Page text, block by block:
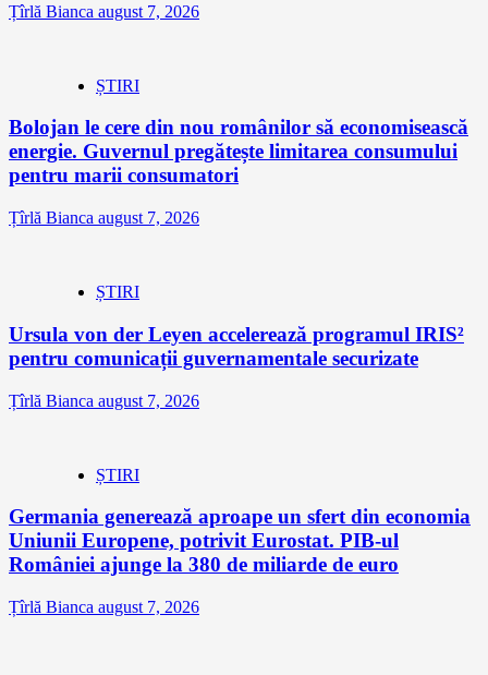
Țîrlă Bianca august 7, 2026
ȘTIRI
Bolojan le cere din nou românilor să economisească
energie. Guvernul pregătește limitarea consumului
pentru marii consumatori
Țîrlă Bianca august 7, 2026
ȘTIRI
Ursula von der Leyen accelerează programul IRIS²
pentru comunicații guvernamentale securizate
Țîrlă Bianca august 7, 2026
ȘTIRI
Germania generează aproape un sfert din economia
Uniunii Europene, potrivit Eurostat. PIB-ul
României ajunge la 380 de miliarde de euro
Țîrlă Bianca august 7, 2026